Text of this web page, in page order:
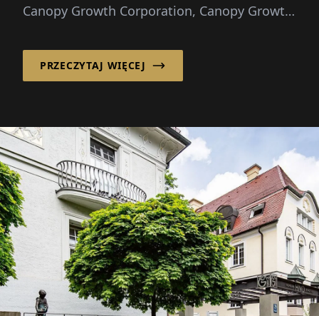
Canopy Growth Corporation, Canopy Growth
PRZECZYTAJ WIĘCEJ